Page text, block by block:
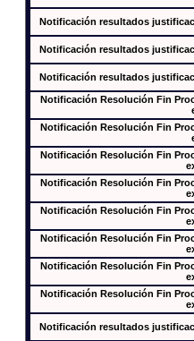
Notificación resultados
Notificación resultados
Notificación resultados
Notificación Resolución Fin
Notificación Resolución Fin
Notificación Resolución Fin
Notificación Resolución Fin
Notificación Resolución Fin
Notificación Resolución Fin
Notificación Resolución Fin
Notificación Resolución Fin
Notificación resultados